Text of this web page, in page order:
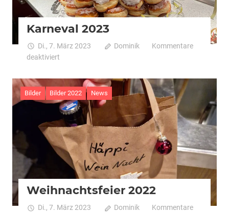
Karneval 2023
Di., 7. März 2023 Dominik
Kommentare
deaktiviert
2023
Bilder Bilder 2022 News
Weihnachtsfeier 2022
Di., 7. März 2023 Dominik
Kommentare